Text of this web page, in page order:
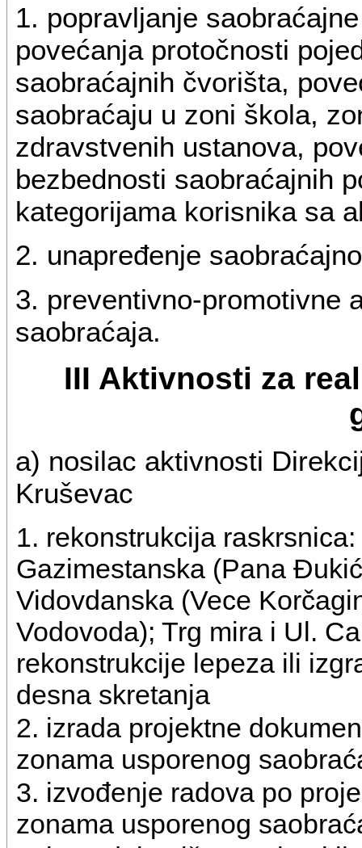
1. popravljanje
povećanja protočnosti
saobraćajnih čvorišta,
saobraćaju u zoni škola,
zdravstvenih ustanova,
bezbednosti saobraćajnih
kategorijama korisnika sa
2. unapređenje
3. preventivno-promotivne
saobraćaja.
III Aktivnosti za
a) nosilac aktivnosti
Kruševac
1. rekonstrukcija
Gazimestanska (Pana
Vidovdanska (Vece
Vodovoda); Trg mira i Ul.
rekonstrukcije lepeza ili
desna skretanja
2. izrada projektne
zonama usporenog
3. izvođenje radova po
zonama usporenog